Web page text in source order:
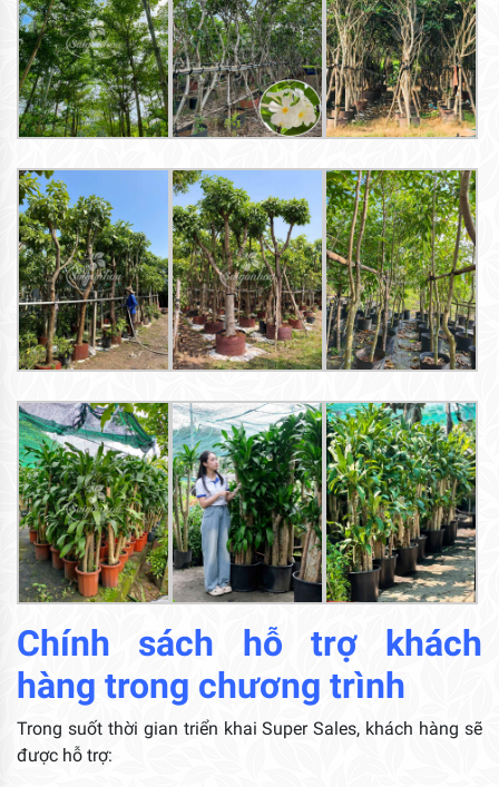
Chính sách hỗ trợ khách
hàng trong chương trình
Trong suốt thời gian triển khai Super Sales, khách hàng sẽ
được hỗ trợ: